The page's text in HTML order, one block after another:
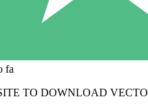
fa
TO DOWNLOAD